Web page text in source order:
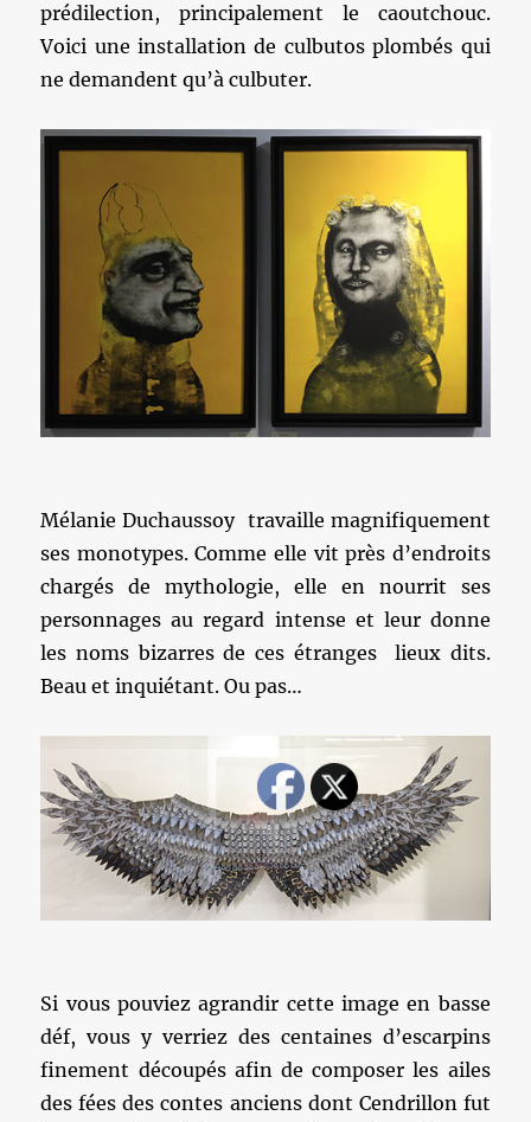
prédilection, principalement le caoutchouc.
Voici une installation de culbutos plombés qui
ne demandent qu’à culbuter.
Mélanie Duchaussoy travaille magnifiquement
ses monotypes. Comme elle vit près d’endroits
chargés de mythologie, elle en nourrit ses
personnages au regard intense et leur donne
les noms bizarres de ces étranges lieux dits.
Beau et inquiétant. Ou pas…
Si vous pouviez agrandir cette image en basse
déf, vous y verriez des centaines d’escarpins
finement découpés afin de composer les ailes
des fées des contes anciens dont Cendrillon fut